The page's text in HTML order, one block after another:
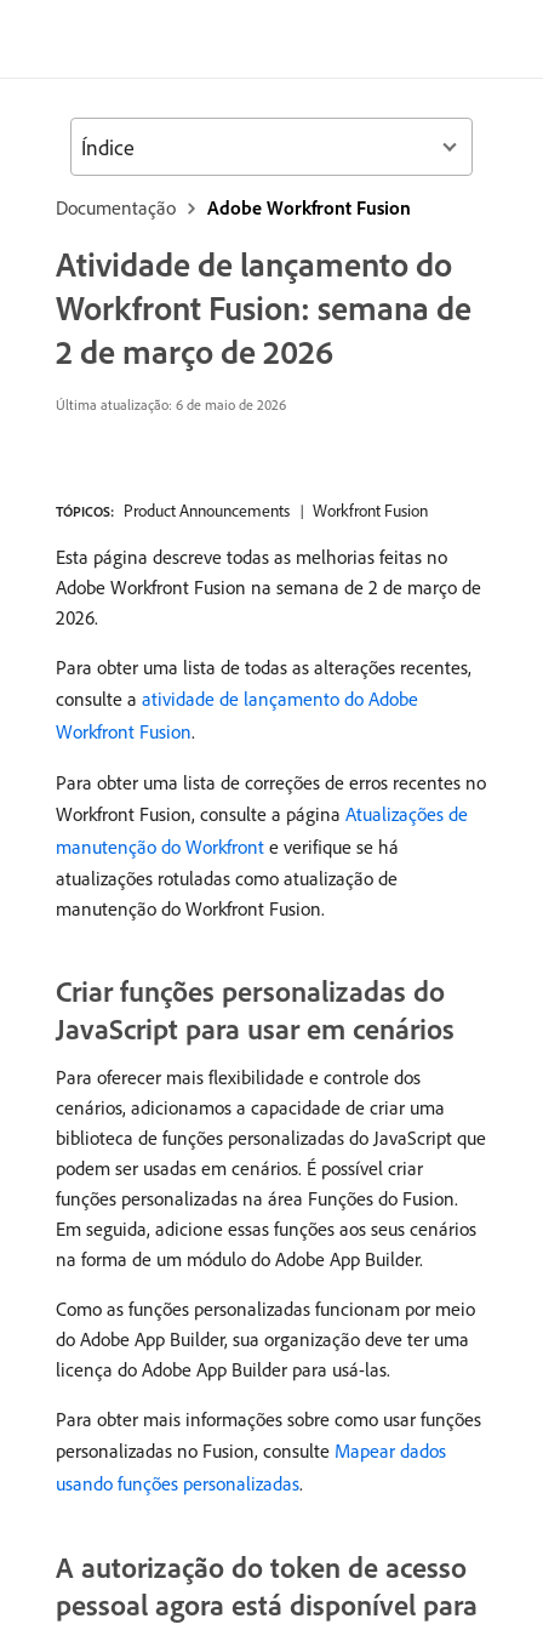
Documentação Adobe Workfront Fusion
Atividade de lançamento do
Workfront Fusion: semana de
2 de março de 2026
Última atualização: 6 de maio de 2026
TÓPICOS: Product Announcements Workfront Fusion
Esta página descreve todas as melhorias feitas no
Adobe Workfront Fusion na semana de 2 de março de
2026.
Para obter uma lista de todas as alterações recentes,
consulte a atividade de lançamento do Adobe
Workfront Fusion.
Para obter uma lista de correções de erros recentes no
Workfront Fusion, consulte a página Atualizações de
manutenção do Workfront e verifique se há
atualizações rotuladas como atualização de
manutenção do Workfront Fusion.
Criar funções personalizadas do
JavaScript para usar em cenários
Para oferecer mais flexibilidade e controle dos
cenários, adicionamos a capacidade de criar uma
biblioteca de funções personalizadas do JavaScript que
podem ser usadas em cenários. É possível criar
funções personalizadas na área Funções do Fusion.
Em seguida, adicione essas funções aos seus cenários
na forma de um módulo do Adobe App Builder.
Como as funções personalizadas funcionam por meio
do Adobe App Builder, sua organização deve ter uma
licença do Adobe App Builder para usá-las.
Para obter mais informações sobre como usar funções
personalizadas no Fusion, consulte Mapear dados
usando funções personalizadas.
A autorização do token de acesso
pessoal agora está disponível para
Índice